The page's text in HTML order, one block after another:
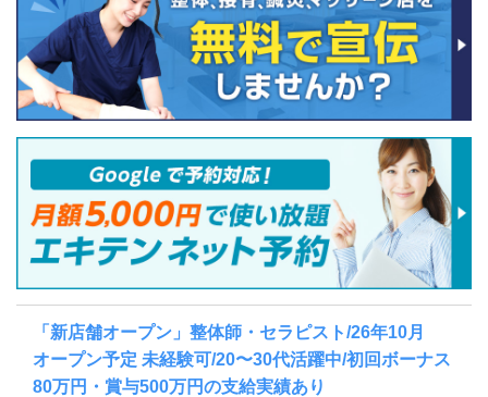
「新店舗オープン」整体師・セラピスト/26年10月
オープン予定 未経験可/20〜30代活躍中/初回ボーナス
80万円・賞与500万円の支給実績あり